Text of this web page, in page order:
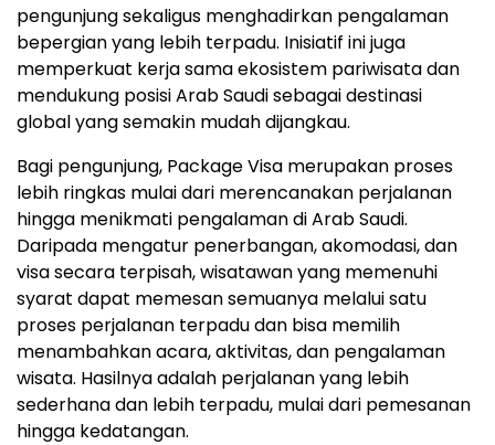
pengunjung sekaligus menghadirkan pengalaman
bepergian yang lebih terpadu. Inisiatif ini juga
memperkuat kerja sama ekosistem pariwisata dan
mendukung posisi Arab Saudi sebagai destinasi
global yang semakin mudah dijangkau.
Bagi pengunjung, Package Visa merupakan proses
lebih ringkas mulai dari merencanakan perjalanan
hingga menikmati pengalaman di Arab Saudi.
Daripada mengatur penerbangan, akomodasi, dan
visa secara terpisah, wisatawan yang memenuhi
syarat dapat memesan semuanya melalui satu
proses perjalanan terpadu dan bisa memilih
menambahkan acara, aktivitas, dan pengalaman
wisata. Hasilnya adalah perjalanan yang lebih
sederhana dan lebih terpadu, mulai dari pemesanan
hingga kedatangan.